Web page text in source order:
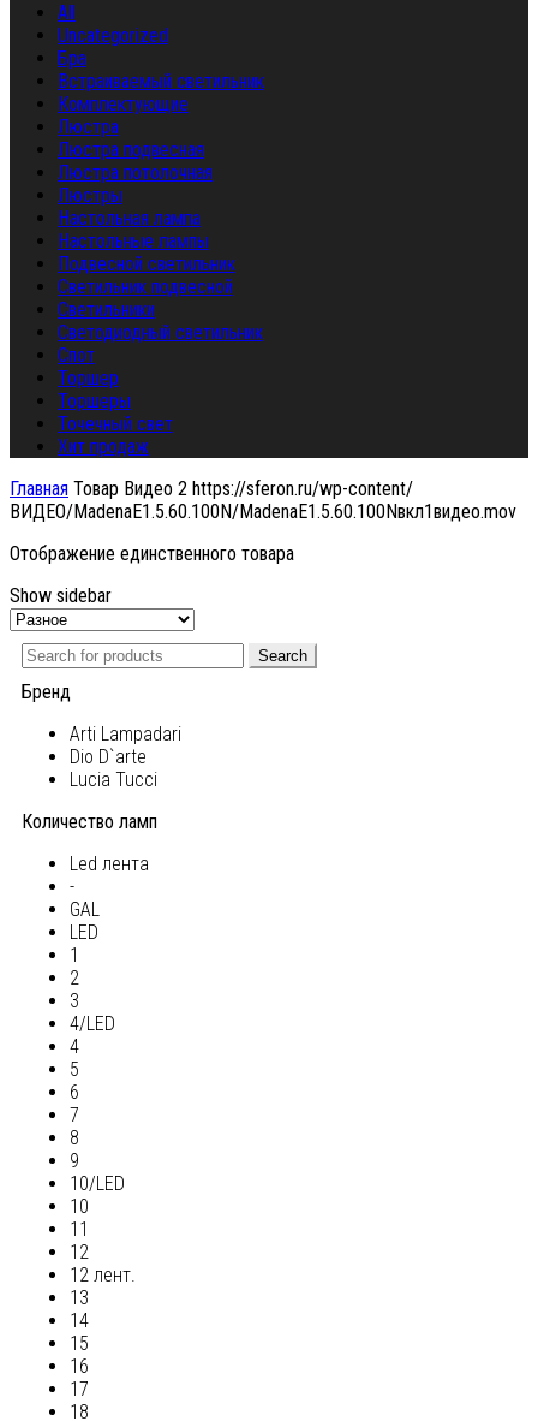
All
Uncategorized
Бра
Встраиваемый светильник
Комплектующие
Люстра
Люстра подвесная
Люстра потолочная
Люстры
Настольная лампа
Настольные лампы
Подвесной светильник
Светильник подвесной
Светильники
Светодиодный светильник
Спот
Торшер
Торшеры
Точечный свет
Хит продаж
Главная Товар Видео 2 https://sferon.ru/wp-content/
ВИДЕО/MadenaE1.5.60.100N/MadenaE1.5.60.100Nвкл1видео.mov
Отображение единственного товара
Show sidebar
Search
Бренд
Arti Lampadari
Dio D`arte
Lucia Tucci
Количество ламп
Led лента
-
GAL
LED
1
2
3
4/LED
4
5
6
7
8
9
10/LED
10
11
12
12 лент.
13
14
15
16
17
18